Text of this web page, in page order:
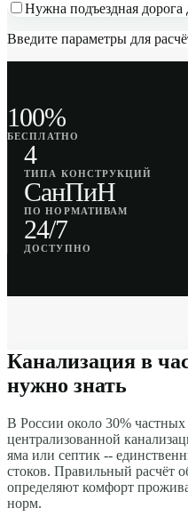
Нужна подъездная дорога
Введите параметры для
100%
БЕСПЛАТНО
4
ТИПА КОНСТРУКЦИЙ
СанПиН
ПО НОРМАТИВАМ
24/7
ДОСТУПНО
Канализация в
нужно знать
В России около 30%
централизованной
яма или септик --
стоков. Правильный расчёт
определяют комфорт
норм.